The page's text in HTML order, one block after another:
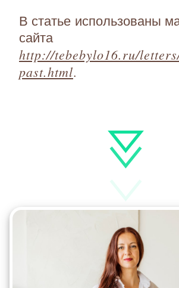
В статье использованы
сайта
http://tebebylo16.ru/
past.html.